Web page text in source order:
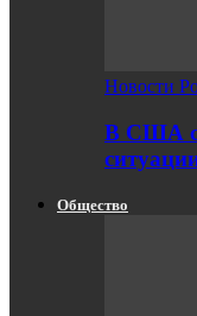
Новости
В США
Общество